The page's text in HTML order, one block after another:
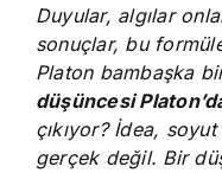
Duyular, algılar
sonuçlar, bu
Platon bambaşka
düşüncesi
çıkıyor? İdea,
gerçek değil. Bir